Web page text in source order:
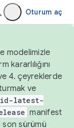
Oturum aç
modelimizle
4. çeyreklerde
ve
latest-
manifest
son sürümü